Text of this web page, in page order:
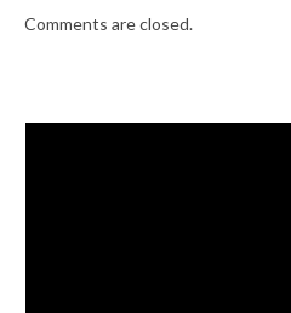
Comments are closed.